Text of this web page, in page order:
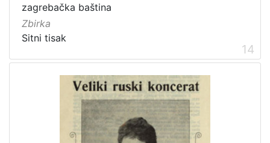
zagrebačka baština
Zbirka
Sitni tisak
14